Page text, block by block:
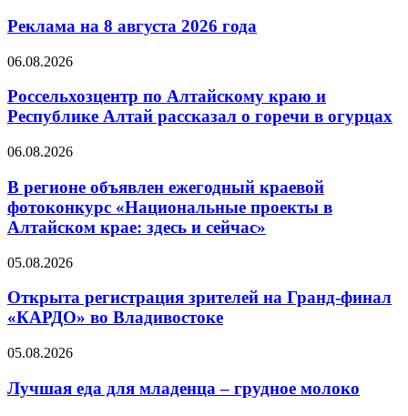
Реклама на 8 августа 2026 года
06.08.2026
Россельхозцентр по Алтайскому краю и
Республике Алтай рассказал о горечи в огурцах
06.08.2026
В регионе объявлен ежегодный краевой
фотоконкурс «Национальные проекты в
Алтайском крае: здесь и сейчас»
05.08.2026
Открыта регистрация зрителей на Гранд-финал
«КАРДО» во Владивостоке
05.08.2026
Лучшая еда для младенца – грудное молоко